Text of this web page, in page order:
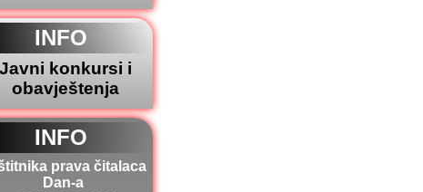
INFO
Javni konkursi i
obavještenja
INFO
prava čitalaca
Dan-a